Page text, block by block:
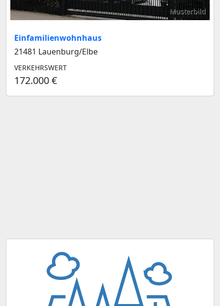
Musterbild
Einfamilienwohnhaus
21481 Lauenburg/Elbe
VERKEHRSWERT
172.000 €